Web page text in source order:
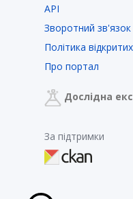
API
Зворотний зв'язок
Політика
Про портал
Дослідна
За підтримки